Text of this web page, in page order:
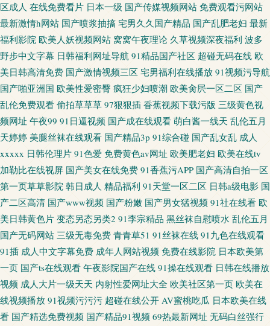
区成人 在线免费看片 日本一级 国产传媒视频网站 免费观看污网站
最新激情h网站 国产喷浆抽搐 宅男久久国产精品 国产乱肥老妇 最新
福利影院 欧美人妖视频网站 窝窝午夜理论 久草视频深夜福利 波多
野步中文字幕 日韩福利网址导航 91精品国产社区 超碰无码在线 欧
美日韩高清免费 国产激情视频三区 宅男福利在线播放 91视频污导航
国产啪亚洲国 欧美性爱密臀 疯狂少妇喷潮 欧美肏屄一区二区 国产
乱伦免费观看 偷拍草草草 97狠狠插 香蕉视频下载污版 三级黄色视
频网址 午夜99 91日逼视频 国产成在线观看 萌白酱一线天 乱伦五月
天婷婷 美腿丝袜在线观看 国产精品3p 91综合碰 国产乱女乱 成人
xxxxx 日韩伦理片 91色爱 免费黄色av网址 欧美肥老妇 欧美在线tv
加勒比在线视屏 国产美女在线免费 91香蕉污APP 国产高清自拍一区
第一页草草影院 韩日成人 精品福利 91天堂一区二区 日韩a级电影 国
产二区高清 国产www视频 国产粉嫩 国产男女猛视频 91社在线看 欧
美日韩黄色片 变态另态另类2 91李宗精品 黑丝袜自慰喷水 乱伦五月
国产无码网站 三级无毒免费 青青草51 91丝袜在线 91九色在线观看
91插 成人中文字幕免费 成年人网站视频 免费在线影院 日本欧美第
一页 国产ts在线观看 午夜影院国产在线 91操在线观看 日韩在线播放
视频 成人大片一级天天 内射性爱网址大全 欧美社区第一页 欧美在
线视频播放 91视频污污污 超碰在线公开 AV蜜桃吃瓜 日本欧美在线
看 国产精选免费视频 国产精品91视频 69热最新网址 无码白丝强行